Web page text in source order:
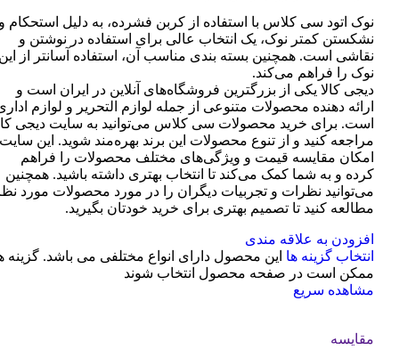
نوک اتود سی کلاس با استفاده از کربن فشرده، به دلیل استحکام
نشکستن کمتر نوک، یک انتخاب عالی برای استفاده در نوشتن و
نقاشی است. همچنین بسته بندی مناسب آن، استفاده آسانتر از
نوک را فراهم می‌کند.
دیجی کالا یکی از بزرگترین فروشگاه‌های آنلاین در ایران است و
ارائه دهنده محصولات متنوعی از جمله لوازم التحریر و لوازم
است. برای خرید محصولات سی کلاس می‌توانید به سایت دیجی
مراجعه کنید و از تنوع محصولات این برند بهره‌مند شوید. این سایت
امکان مقایسه قیمت و ویژگی‌های مختلف محصولات را فراهم
کرده و به شما کمک می‌کند تا انتخاب بهتری داشته باشید. همچنین
می‌توانید نظرات و تجربیات دیگران را در مورد محصولات مورد
مطالعه کنید تا تصمیم بهتری برای خرید خودتان بگیرید.
افزودن به علاقه مندی
انتخاب گزینه ها این محصول دارای انواع مختلفی می باشد. گزینه
ممکن است در صفحه محصول انتخاب شوند
مشاهده سریع
مقایسه